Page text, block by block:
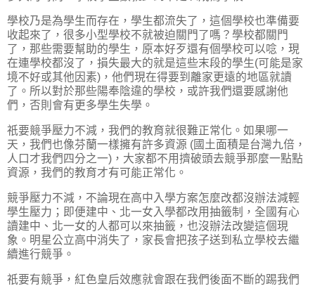
學校乃是為學生而存在，學生都流失了，這個學校也準備要
收起來了，很多小型學校不就被迫關門了嗎？學校都關門
了，那些需要幫助的學生，原本好歹還有個學校可以唸，現
在連學校都沒了，損失最大的就是這些末段的學生(可能是家
境不好或其他因素)，他們現在得要到離家更遠的地區就讀
了。所以對於那些陽奉陰違的學校，或許我們還要感謝他
們，否則會有更多學生失學。
祇要競爭壓力不減，我們的教育就很難正常化。如果哪一
天，我們也像芬蘭一樣擁有許多資源 (國土面積是台灣九倍，
人口才我們四分之一)，大家都不用擠破頭去競爭那麼一點點
資源，我們的教育才有可能正常化。
競爭壓力不減，不論現在高中入學方案怎麼改都沒辦法減輕
學生壓力；即便建中、北一女入學都改用抽籤制，全國有心
讀建中、北一女的人都可以來抽籤，也沒辦法改變這個現
象。明星公立高中消失了，家長會把孩子送到私立學校去繼
續進行競爭。
祇要有競爭，紅色皇后效應就會跟在我們後面不斷的踢我們